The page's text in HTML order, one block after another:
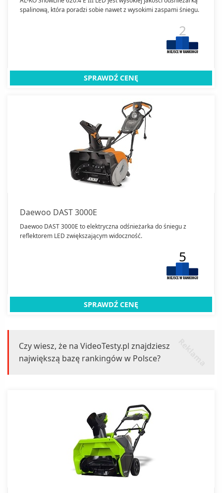
spalinową, która poradzi sobie nawet z wysokimi zaspami śniegu.
2
SPRAWDŹ CENĘ
Daewoo DAST 3000E
Daewoo DAST 3000E to elektryczna odśnieżarka do śniegu z
reflektorem LED zwiększającym widoczność.
5
SPRAWDŹ CENĘ
Czy wiesz, że na VideoTesty.pl znajdziesz
największą bazę rankingów w Polsce?